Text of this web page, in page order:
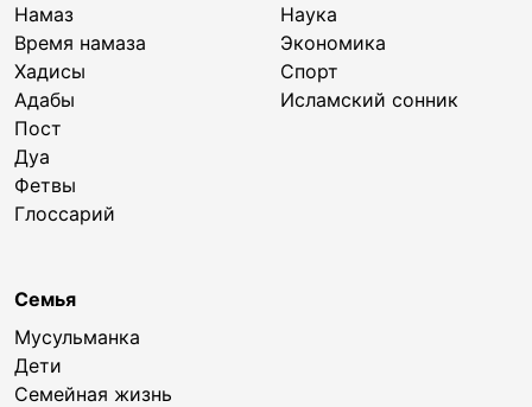
Намаз
Время намаза
Хадисы
Адабы
Пост
Дуа
Фетвы
Глоссарий
Наука
Экономика
Спорт
Исламский сонник
Семья
Мусульманка
Дети
Семейная жизнь